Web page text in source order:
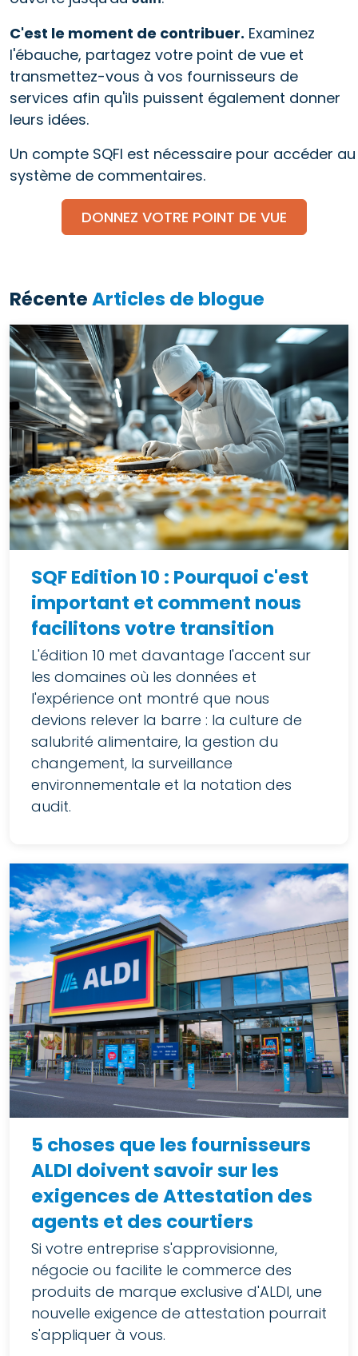
C'est le moment de contribuer. Examinez
l'ébauche, partagez votre point de vue et
transmettez-vous à vos fournisseurs de
services afin qu'ils puissent également donner
leurs idées.
Un compte SQFI est nécessaire pour accéder au
système de commentaires.
DONNEZ VOTRE POINT DE VUE
RécenteArticles de blogue
SQF Edition 10 : Pourquoi c'est
important et comment nous
facilitons votre transition
L'édition 10 met davantage l'accent sur
les domaines où les données et
l'expérience ont montré que nous
devions relever la barre : la culture de
salubrité alimentaire, la gestion du
changement, la surveillance
environnementale et la notation des
audit.
5 choses que les fournisseurs
ALDI doivent savoir sur les
exigences de Attestation des
agents et des courtiers
Si votre entreprise s'approvisionne,
négocie ou facilite le commerce des
produits de marque exclusive d'ALDI, une
nouvelle exigence de attestation pourrait
s'appliquer à vous.